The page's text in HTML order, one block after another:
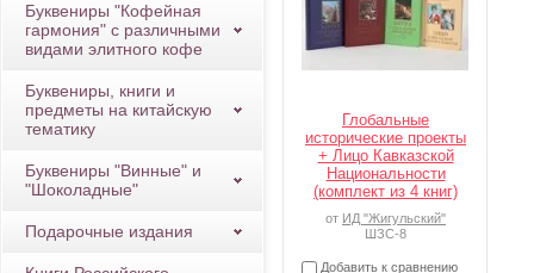
Буквениры "Кофейная
гармония" с различными
видами элитного кофе
Буквениры, книги и
предметы на китайскую
тематику
Буквениры "Винные" и
"Шоколадные"
Подарочные издания
Глобальные
исторические проекты
+ Лицо Кавказской
Национальности
(комплект из 4 книг)
от ИД "Жигульский"
ШЗС-8
Добавить к сравнению